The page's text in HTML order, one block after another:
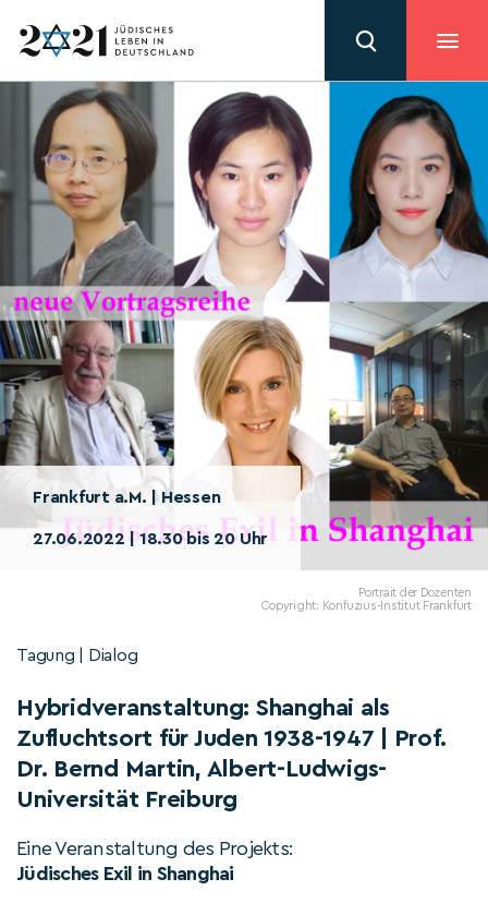
Frankfurt a.M. | Hessen
27.06.2022 | 18.30 bis 20 Uhr
Portrait der Dozenten
Copyright: Konfuzius-Institut Frankfurt
Tagung | Dialog
Hybridveranstaltung: Shanghai als
Zufluchtsort für Juden 1938-1947 | Prof.
Dr. Bernd Martin, Albert-Ludwigs-
Universität Freiburg
Eine Veranstaltung des Projekts:
Jüdisches Exil in Shanghai